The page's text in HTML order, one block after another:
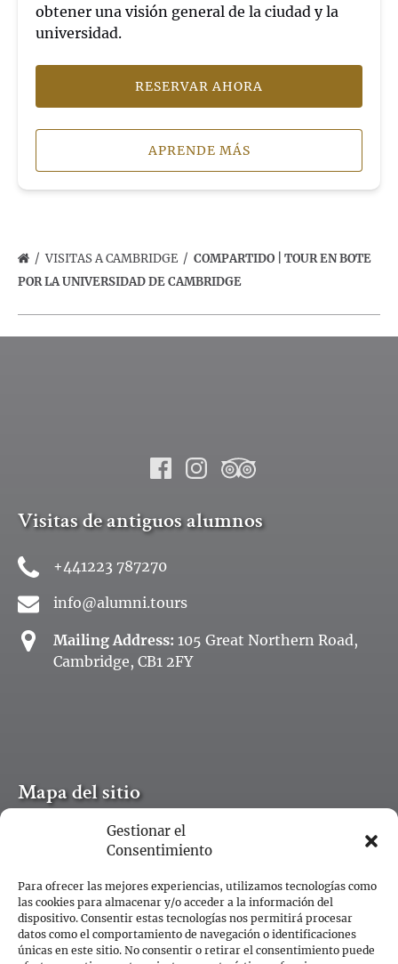
Gestionar el
Consentimiento
Para ofrecer las mejores experiencias, utilizamos tecnologías como
las cookies para almacenar y/o acceder a la información del
dispositivo. Consentir estas tecnologías nos permitirá procesar
datos como el comportamiento de navegación o identificaciones
únicas en este sitio. No consentir o retirar el consentimiento puede
Universidad.
obtener una visión general de la ciudad y la
universidad.
RESERVAR AHORA
APRENDE MÁS
VISITAS A CAMBRIDGE
COMPARTIDO | TOUR EN BOTE
POR LA UNIVERSIDAD DE CAMBRIDGE
Visitas de antiguos alumnos
+441223 787270
info@alumni.tours
Mailing Address: 105 Great Northern Road,
Cambridge, CB1 2FY
Mapa del sitio
Excursiones por Cambridge
Tarjetas regalo
Empleos
Todos los blogs
Contacto